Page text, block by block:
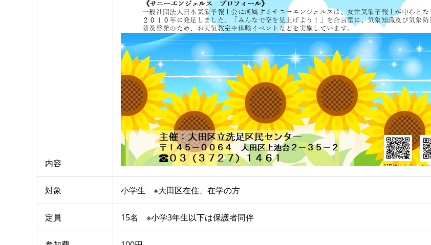
内容
対象 小学生 ※大田区在住、在学の方
定員 15名 ※小学3年生以下は保護者同伴